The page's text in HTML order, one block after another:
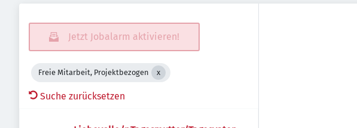
Jetzt Jobalarm aktivieren!
Freie Mitarbeit, Projektbezogen
Suche zurücksetzen